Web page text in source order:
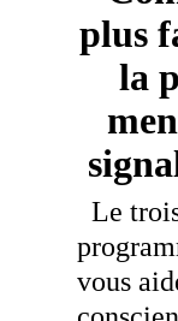
plus
la
Le
vous